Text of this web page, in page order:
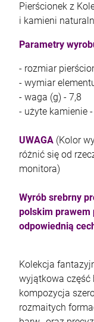
4,71 zł
Pierścionek z
i kamieni
Parametry
- rozmiar
- wymiar
- waga (g) - 7,8
- użyte kamienie
UWAGA (Kolor
różnić się od
monitora)
Wyrób srebrny
polskim prawem
odpowiednią
Kolekcja
wyjątkowa część
kompozycja
rozmaitych